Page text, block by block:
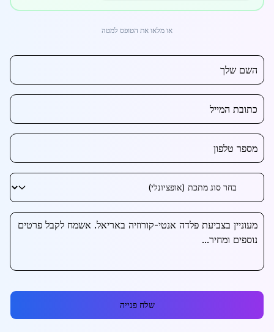
או מלאו את הטופס למטה
שלח פנייה